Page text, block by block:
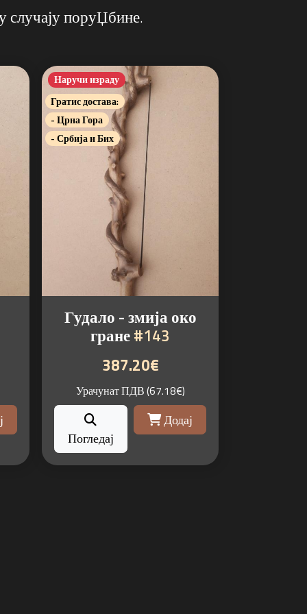
случају поруЏбине.
Наручи израду
Гратис достава:
- Црна Гора
- Србија и Бих
Гудало - змија око
гране#143
387.20€
Урачунат ПДВ (67.18€)
Погледај
Додај